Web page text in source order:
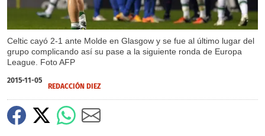
Celtic cayó 2-1 ante Molde en Glasgow y se fue al último lugar del
grupo complicando así su pase a la siguiente ronda de Europa
League. Foto AFP
2015-11-05
REDACCIÓN DIEZ